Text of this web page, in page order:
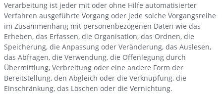
Verarbeitung ist jeder mit oder ohne Hilfe automatisierter
Verfahren ausgeführte Vorgang oder jede solche Vorgangsreihe
im Zusammenhang mit personenbezogenen Daten wie das
Erheben, das Erfassen, die Organisation, das Ordnen, die
Speicherung, die Anpassung oder Veränderung, das Auslesen,
das Abfragen, die Verwendung, die Offenlegung durch
Übermittlung, Verbreitung oder eine andere Form der
Bereitstellung, den Abgleich oder die Verknüpfung, die
Einschränkung, das Löschen oder die Vernichtung.